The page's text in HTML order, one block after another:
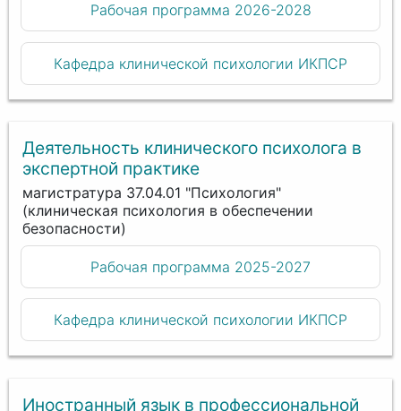
Рабочая программа 2026-2028
Кафедра клинической психологии ИКПСР
Деятельность клинического психолога в
экспертной практике
магистратура 37.04.01 "Психология"
(клиническая психология в обеспечении
безопасности)
Рабочая программа 2025-2027
Кафедра клинической психологии ИКПСР
Иностранный язык в профессиональной